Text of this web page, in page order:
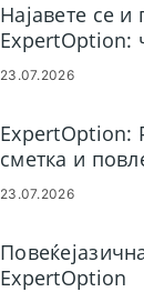
Најавете се
ExpertOption:
најавување и
23.07.2026
ExpertOption:
сметка и
Процес и
23.07.2026
ExpertOption